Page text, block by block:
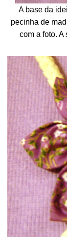
A base da
pecinha de
com a foto.